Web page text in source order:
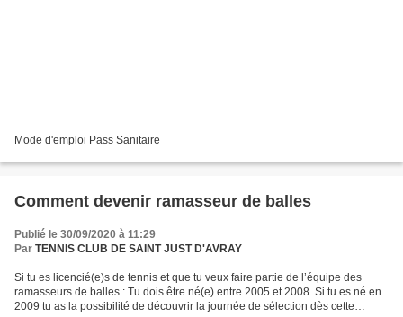
Mode d'emploi Pass Sanitaire
Comment devenir ramasseur de balles
Publié le 30/09/2020 à 11:29
Par TENNIS CLUB DE SAINT JUST D'AVRAY
Si tu es licencié(e)s de tennis et que tu veux faire partie de l’équipe des
ramasseurs de balles : Tu dois être né(e) entre 2005 et 2008. Si tu es né en
2009 tu as la possibilité de découvrir la journée de sélection dès cette